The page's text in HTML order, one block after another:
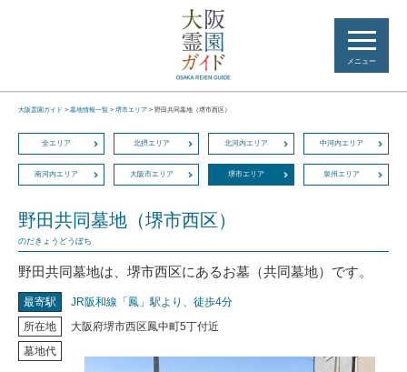
メニュー
大阪霊園ガイド > 墓地情報一覧 > 堺市エリア > 野田共同墓地（堺市西区）
全エリア 北摂エリア 北河内エリア 中河内エリア
南河内エリア 大阪市エリア 堺市エリア 泉州エリア
野田共同墓地（堺市西区）
のだきょうどうぼち
野田共同墓地は、堺市西区にあるお墓（共同墓地）です。
最寄駅
JR阪和線「鳳」駅より、徒歩4分
所在地
大阪府堺市西区鳳中町5丁付近
墓地代